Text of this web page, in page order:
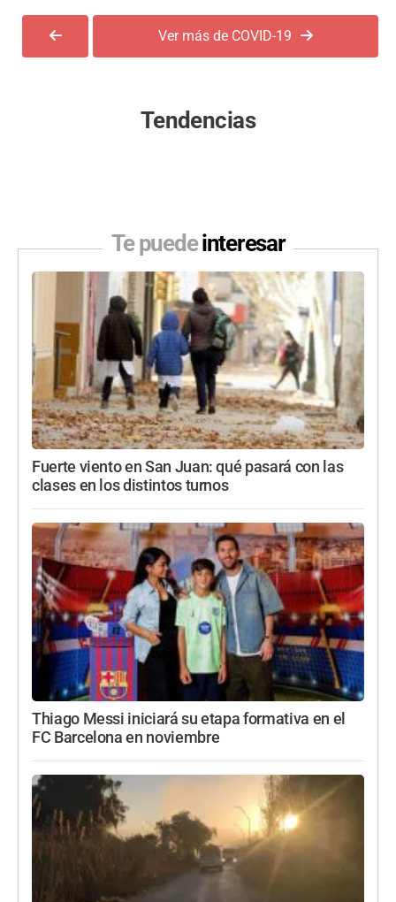
Ver más de COVID-19
Tendencias
Te puedeinteresar
Fuerte viento en San Juan: qué pasará con las
clases en los distintos turnos
Thiago Messi iniciará su etapa formativa en el
FC Barcelona en noviembre